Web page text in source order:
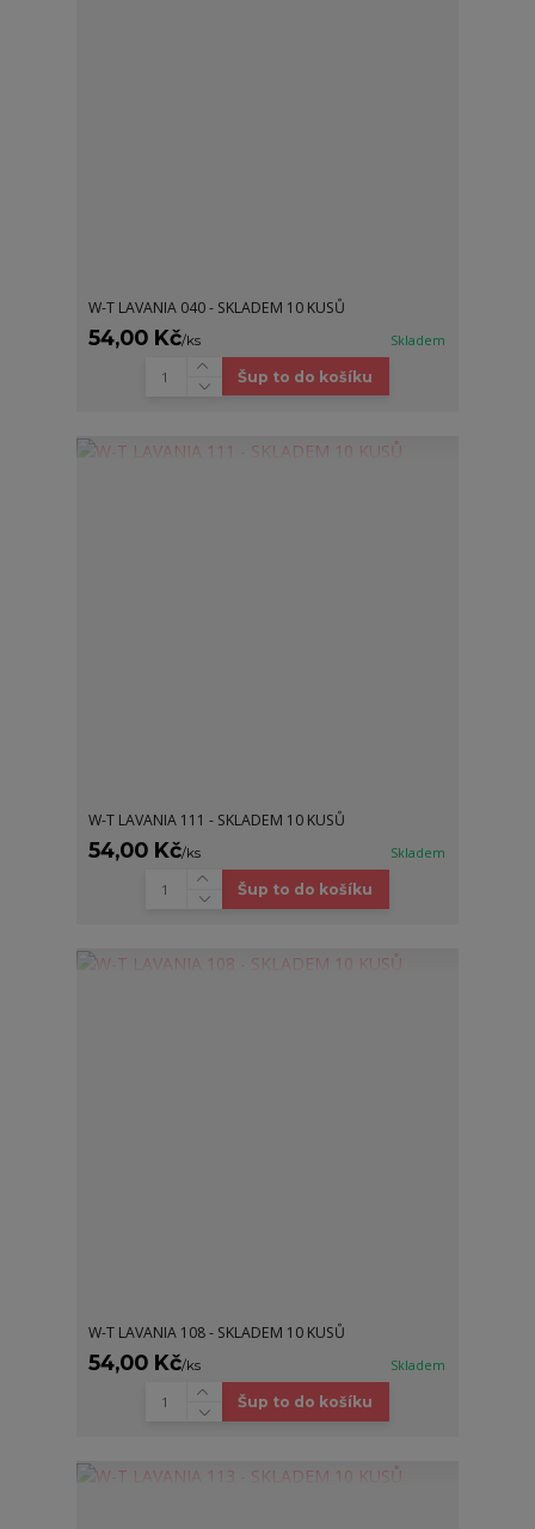
W-T LAVANIA 040 - SKLADEM 10 KUSŮ
54,00 Kč/ks Skladem
Šup to do košíku
W-T LAVANIA 111 - SKLADEM 10 KUSŮ
54,00 Kč/ks Skladem
Šup to do košíku
W-T LAVANIA 108 - SKLADEM 10 KUSŮ
54,00 Kč/ks Skladem
Šup to do košíku